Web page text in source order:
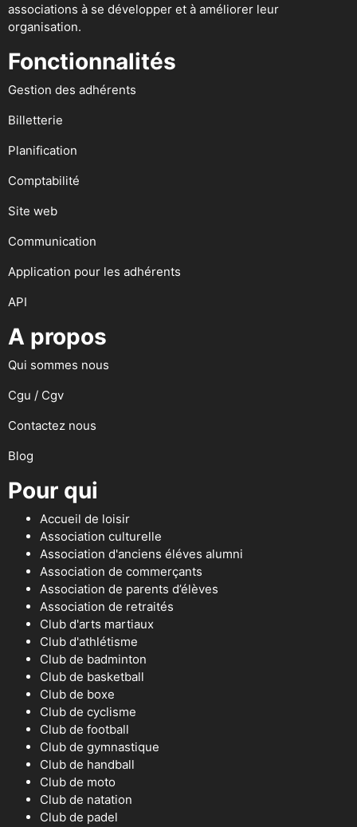
associations à se développer et à améliorer leur
organisation.
Fonctionnalités
Gestion des adhérents
Billetterie
Planification
Comptabilité
Site web
Communication
Application pour les adhérents
API
A propos
Qui sommes nous
Cgu / Cgv
Contactez nous
Blog
Pour qui
Accueil de loisir
Association culturelle
Association d'anciens éléves alumni
Association de commerçants
Association de parents d’élèves
Association de retraités
Club d'arts martiaux
Club d'athlétisme
Club de badminton
Club de basketball
Club de boxe
Club de cyclisme
Club de football
Club de gymnastique
Club de handball
Club de moto
Club de natation
Club de padel